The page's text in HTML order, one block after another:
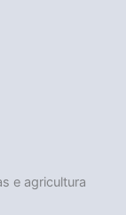
e agricultura